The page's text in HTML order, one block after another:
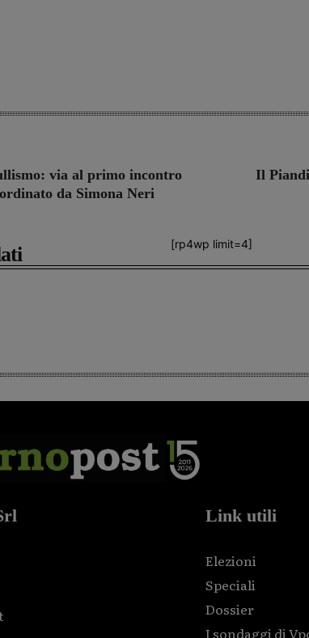
via al primo incontro
da Simona Neri
Il
[rp4wp limit=4]
Link utili
Elezioni
Speciali
Dossier
I sondaggi di